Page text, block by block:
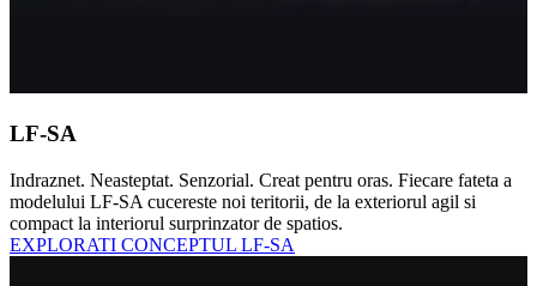
LF-SA
Indraznet. Neasteptat. Senzorial. Creat pentru oras. Fiecare fateta a
modelului LF-SA cucereste noi teritorii, de la exteriorul agil si
compact la interiorul surprinzator de spatios.
EXPLORATI CONCEPTUL LF-SA